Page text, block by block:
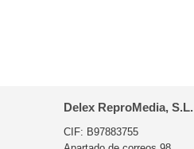
Delex ReproMedia, S.L.
CIF: B97883755